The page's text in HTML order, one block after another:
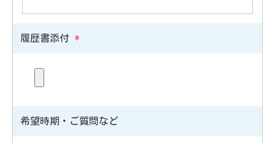
履歴書添付 *
希望時期・ご質問など